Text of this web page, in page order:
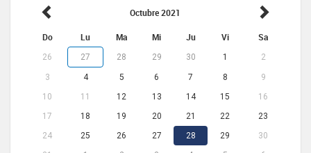
Octubre 2021
Do Lu Ma Mi Ju Vi Sa
26 27 28 29 30 1 2
3 4 5 6 7 8
9
10
11 12 13 14 15
16
17
18 19 20 21 22
23
24
25 26 27 28 29
30